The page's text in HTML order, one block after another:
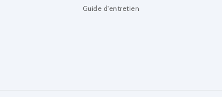
Guide d'entretien